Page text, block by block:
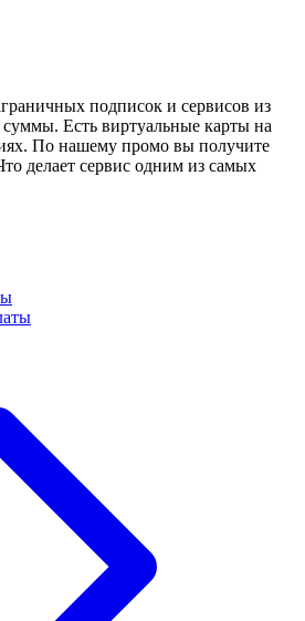
подписок и сервисов из
Есть виртуальные карты на
По нашему промо вы получите
делает сервис одним из самых